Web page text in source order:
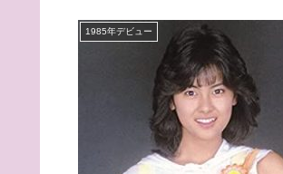
1985年デビュー